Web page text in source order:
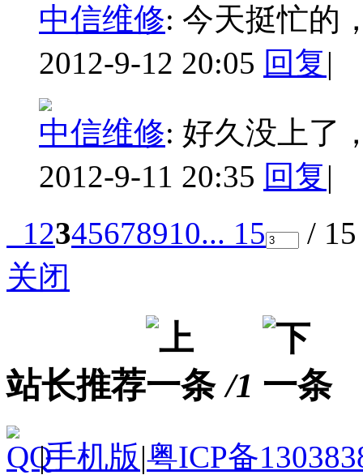
中信维修: 今天挺忙的
2012-9-12 20:05 回复|
中信维修: 好久没上了
2012-9-11 20:35 回复|
12345678910... 15
/
关闭
站长推荐 /1
|手机版|粤ICP备